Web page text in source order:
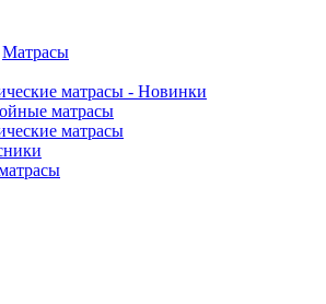
Матрасы
матрасы - Новинки
матрасы
матрасы